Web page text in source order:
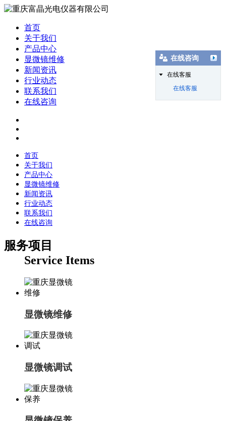
首页
关于我们
产品中心
显微镜维修
新闻资讯
行业动态
联系我们
在线咨询
首页
关于我们
产品中心
显微镜维修
新闻资讯
行业动态
联系我们
在线咨询
服务项目
Service Items
显微镜维修
显微镜调试
在线咨询
在线客服
在线客服